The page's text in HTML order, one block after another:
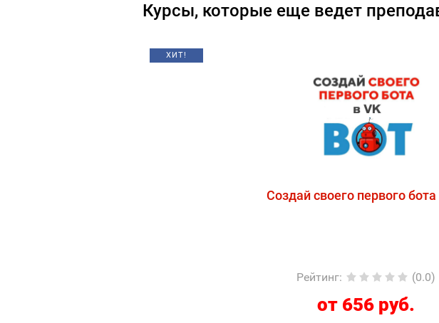
Курсы, которые еще ведет
ХИТ!
Создай своего первого бота
Рейтинг: (0.0)
от 656 руб.